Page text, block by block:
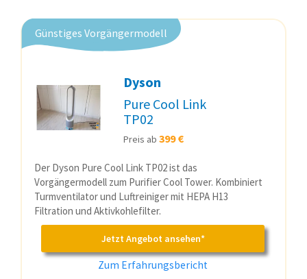
Günstiges Vorgängermodell
Dyson
Pure Cool Link
TP02
Preis ab 399 €
Der Dyson Pure Cool Link TP02 ist das
Vorgängermodell zum Purifier Cool Tower. Kombiniert
Turmventilator und Luftreiniger mit HEPA H13
Filtration und Aktivkohlefilter.
Jetzt Angebot ansehen*
Zum Erfahrungsbericht